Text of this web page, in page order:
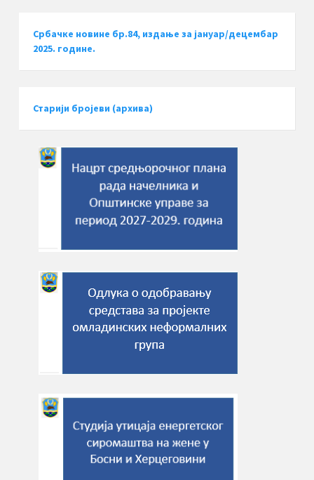
Србачке новине бр.84, издање за јануар/децембар
2025. године.
Старији бројеви (архива)